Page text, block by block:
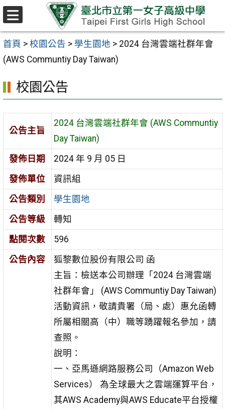
跳至主要內容區
首頁 > 校園公告 > 學生園地 > 2024 台灣雲端社群年會
(AWS Communtiy Day Taiwan)
校園公告
公告主旨
2024 台灣雲端社群年會 (AWS Communtiy
Day Taiwan)
發佈日期
2024 年 9 月 05 日
發佈單位
資訊組
公告類別
學生園地
公告等級
轉知
點閱次數
596
公告內容
狐黎數位股份有限公司 函
主旨：檢送本公司辦理「2024 台灣雲端
社群年會」 (AWS Communtiy Day Taiwan)
活動資訊，敬請貴署（局、處）惠允函轉
所屬相關高（中）職等踴躍報名參加，請
查照。
說明：
一、亞馬遜網路服務公司（Amazon Web
Services） 為全球最大之雲端運算平台，
其AWS Academy與AWS Educate平台授權
選
單